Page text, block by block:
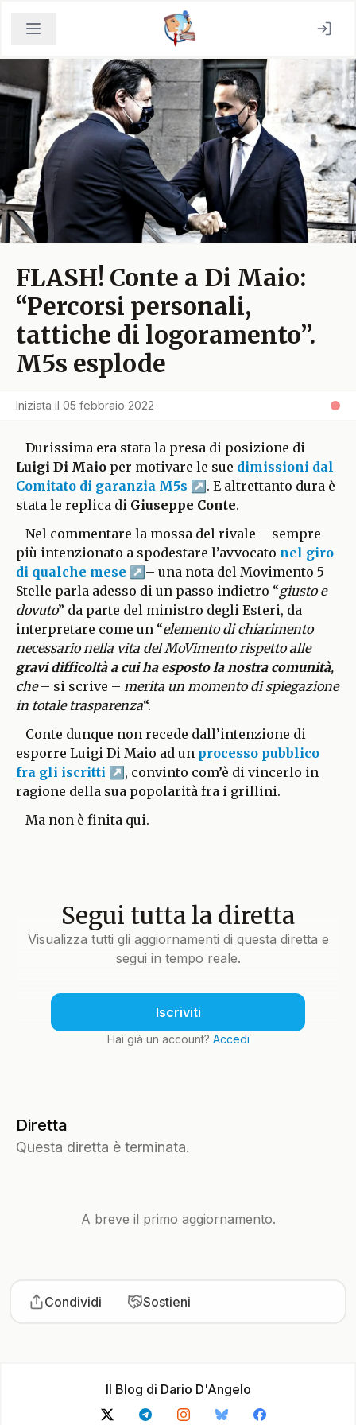
FLASH! Conte a Di Maio:
“Percorsi personali,
tattiche di logoramento”.
M5s esplode
Iniziata il 05 febbraio 2022
Durissima era stata la presa di posizione di
Luigi Di Maio per motivare le sue dimissioni dal
Comitato di garanzia M5s
. E altrettanto dura è
stata le replica di Giuseppe Conte.
Nel commentare la mossa del rivale – sempre
più intenzionato a spodestare l’avvocato nel giro
di qualche mese
– una nota del Movimento 5
Stelle parla adesso di un passo indietro “giusto e
dovuto” da parte del ministro degli Esteri, da
interpretare come un “elemento di chiarimento
necessario nella vita del MoVimento rispetto alle
gravi difficoltà a cui ha esposto la nostra comunità,
che– si scrive – merita un momento di spiegazione
in totale trasparenza“.
Conte dunque non recede dall’intenzione di
esporre Luigi Di Maio ad un processo pubblico
fra gli iscritti
, convinto com’è di vincerlo in
ragione della sua popolarità fra i grillini.
Ma non è finita qui.
Segui tutta la diretta
Visualizza tutti gli aggiornamenti di questa diretta e
segui in tempo reale.
Iscriviti
Hai già un account? Accedi
Diretta
Questa diretta è terminata.
A breve il primo aggiornamento.
Condividi Sostieni
Il Blog di Dario D'Angelo